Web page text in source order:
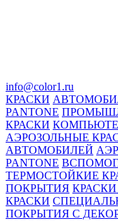
info@color1.ru
КРАСКИ
PANTONE
КРАСКИ
АЭРОЗОЛЬНЫЕ
АВТОМОБИЛЕЙ
PANTONE
ТЕРМОСТОЙКИЕ
ПОКРЫТИЯ
КРАСКИ
ПОКРЫТИЯ С